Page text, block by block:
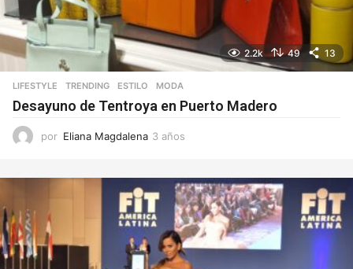
2.2k 49 13
LIFESTYLE ,TRENDING ESTILO ,MODA
Desayuno de Tentroya en Puerto Madero
por Eliana Magdalena 3 años
o
s